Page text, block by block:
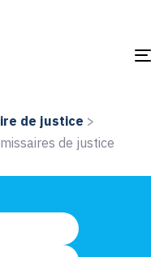
de justice >
de justice